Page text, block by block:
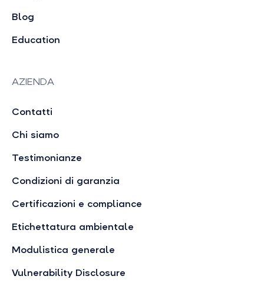
Blog
Education
AZIENDA
Contatti
Chi siamo
Testimonianze
Condizioni di garanzia
Certificazioni e compliance
Etichettatura ambientale
Modulistica generale
Vulnerability Disclosure